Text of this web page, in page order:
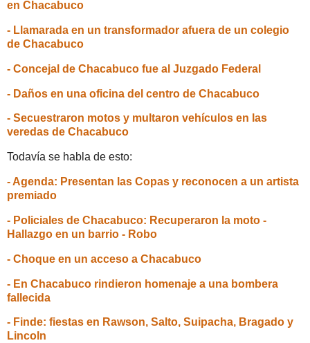
en Chacabuco
- Llamarada en un transformador afuera de un colegio
de Chacabuco
- Concejal de Chacabuco fue al Juzgado Federal
- Daños en una oficina del centro de Chacabuco
- Secuestraron motos y multaron vehículos en las
veredas de Chacabuco
Todavía se habla de esto:
- Agenda: Presentan las Copas y reconocen a un artista
premiado
- Policiales de Chacabuco: Recuperaron la moto -
Hallazgo en un barrio - Robo
- Choque en un acceso a Chacabuco
- En Chacabuco rindieron homenaje a una bombera
fallecida
- Finde: fiestas en Rawson, Salto, Suipacha, Bragado y
Lincoln